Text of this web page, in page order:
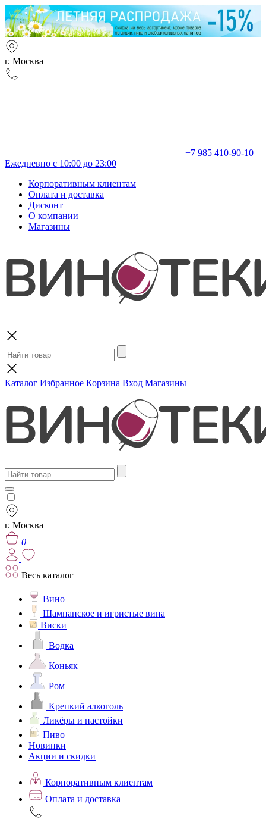
г. Москва
+7 985 410-90-10
Ежедневно с 10:00 до 23:00
Корпоративным клиентам
Оплата и доставка
Дисконт
О компании
Магазины
Каталог Избранное Корзина Вход Магазины
г. Москва
0
Весь каталог
Вино
Шампанское и игристые вина
Виски
Водка
Коньяк
Ром
Крепкий алкоголь
Ликёры и настойки
Пиво
Новинки
Акции и скидки
Корпоративным клиентам
Оплата и доставка